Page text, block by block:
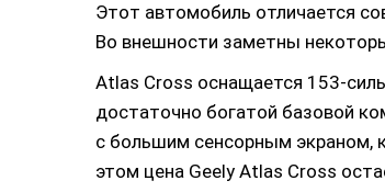
Этот автомобиль отличается
Во внешности заметны
Atlas Cross оснащается 153-
достаточно богатой базовой
с большим сенсорным экраном,
этом цена Geely Atlas Cross